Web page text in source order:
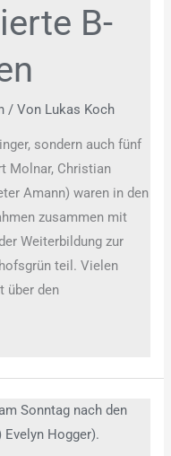
B-
/ Von Lukas Koch
sondern auch fünf
Molnar, Christian
Amann) waren in den
zusammen mit
Weiterbildung zur
teil. Vielen
über den